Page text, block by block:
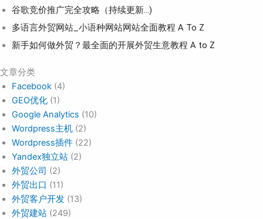
谷歌竞价推广完全攻略（持续更新…)
多语言外贸网站_小语种网站网站全面教程 A To Z
新手如何做外贸？最全面的开展外贸生意教程 A to Z
文章分类
Facebook (4)
GEO优化 (1)
Google Analytics (10)
Wordpress主机 (2)
Wordpress插件 (22)
Yandex独立站 (2)
外贸公司 (2)
外贸出口 (11)
外贸客户开发 (13)
外贸建站 (249)